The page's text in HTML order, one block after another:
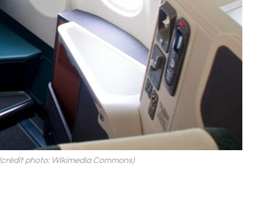
photo: Wikimedia Commons)